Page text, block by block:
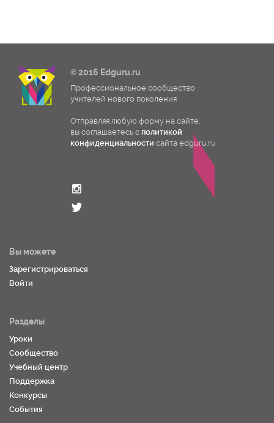
© 2016 Edguru.ru
Профессиональное сообщество
учителей нового поколения
Отправляя любую форму на сайте,
вы соглашаетесь с политикой
конфиденциальности сайта edguru.ru
Вы можете
Зарегистрироваться
Войти
Разделы
Уроки
Сообщество
Учебный центр
Поддержка
Конкурсы
События